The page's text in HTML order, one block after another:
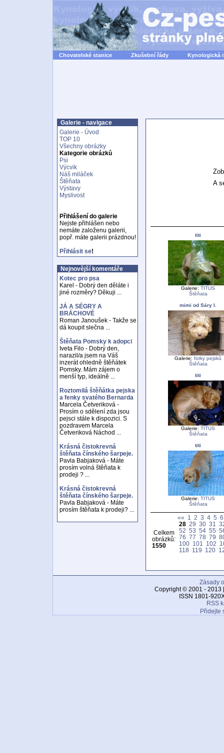
Chovatelské stanice Zkušební řády Kynologická
Galerie - navigace
Galerie - Úvod
TOP 10
Všechny obrázky
Kategorie obrázků
Psi
Výcvik
Náš miláček
Štěňata
Výstavy
Myslivost
Přihlášení do galerie
Nejste přihlášen nebo
nemáte založenu galerii,
popř. máte galerii prázdnou!
Přihlásit se!
Nejnovější komentáře
Kotec pro psa
Karel - Dobrý den děláte i
jiné rozměry? Děkuji ...
JÁ A SÉGRY A
BRÁCHOVÉ
Roman Janoušek - Takže se
dá koupit slečna ...
Štěňata Pomsky k adopci
Iveta Filo - Dobrý den,
narazil/a jsem na Váš
inzerát ohledně štěňátek
Pomsky. Mám zájem o
menší typ, ideálně ...
Roztomilá štěňátka pejska
a fenky svatého Bernarda
Marcela Četveriková -
Prosím o sdělení zda jsou
pejsci stále k dispozici. S
pozdravem Marcela
Četveriková Náchod ...
Krásná čistokrevná
štěňata čínského šarpeje.
Pavla Babjaková - Máte
prosím volná štěňata k
prodeji ? ...
Krásná čistokrevná
štěňata čínského šarpeje.
Pavla Babjaková - Máte
prosím štěňata k prodeji? ...
A
titi
Galerie: TITUS
Štěňata
mimi od Sáry I.
Galerie: fotky pejsků
Štěňata
titi
Galerie: TITUS
Štěňata
titi
Galerie: TITUS
Štěňata
Celkem
obrázků:
1550
«« 1 2 3 4 5 6
28 29 30 31
52 53 54 55
76 77 78 79
100 101 102
118
119 120
Zásady
Copyright © 2001 - 2013
ISSN 1801-
RSS
Přidejte